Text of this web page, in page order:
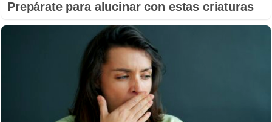
Prepárate para alucinar con estas criaturas